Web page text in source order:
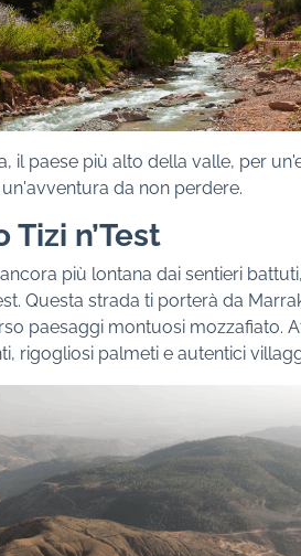
il paese più alto della valle, per
da non perdere.
n’Test
più lontana dai sentieri
Questa strada ti porterà da
paesaggi montuosi mozzafiato.
rigogliosi palmeti e autentici